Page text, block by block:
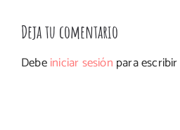
Deja tu comentario
Debeiniciar sesión para